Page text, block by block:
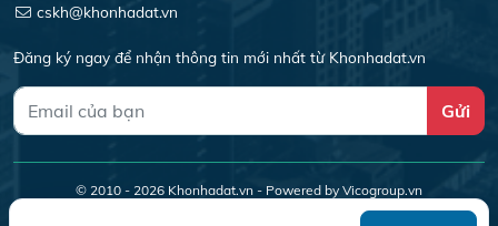
cskh@khonhadat.vn
Đăng ký ngay để nhận thông tin mới nhất từ Khonhadat.vn
Gửi
© 2010 - 2026 Khonhadat.vn - Powered by Vicogroup.vn